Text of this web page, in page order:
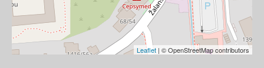
Leaflet | © OpenStreetMap contributors